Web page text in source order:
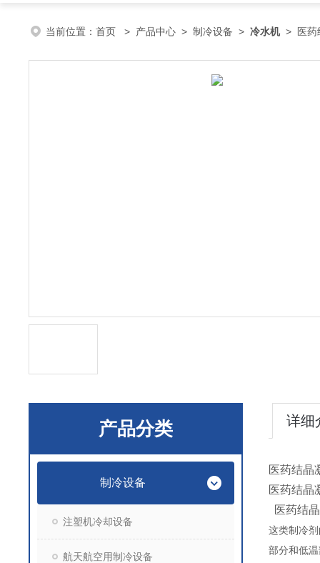
当前位置： 首页 > 产品中心 > 制冷设备 > 冷水机> 医药
产品分类
制冷设备
注塑机冷却设备
航天航空用制冷设备
详细
医药结晶
医药结晶
医药结
这类制冷
部分和低